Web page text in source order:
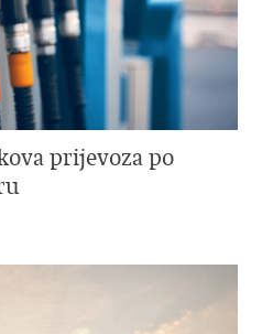
prijevoza po